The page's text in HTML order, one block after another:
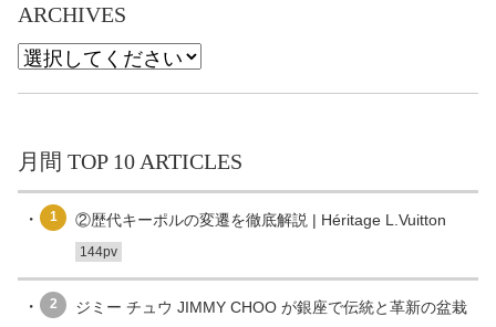
ARCHIVES
月間 TOP 10 ARTICLES
1 ②歴代キーポルの変遷を徹底解説 | Héritage L.Vuitton
144pv
2
ジミー チュウ JIMMY CHOO が銀座で伝統と革新の盆栽